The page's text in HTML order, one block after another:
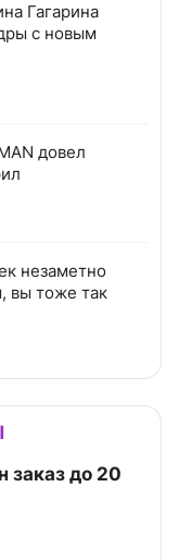
Гагарина
с новым
довел
незаметно
вы тоже так
заказ до 20